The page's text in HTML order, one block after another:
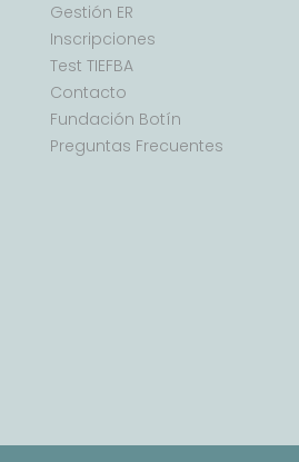
Gestión ER
Inscripciones
Test TIEFBA
Contacto
Fundación Botín
Preguntas Frecuentes